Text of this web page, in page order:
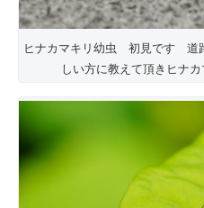
ヒナカマキリ幼虫 初見です 道
しい方に教えて頂きヒナ